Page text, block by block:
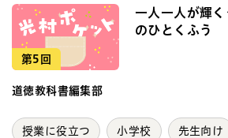
第5回
一人一人が輝
のひとくふう
道徳教科書編集部
授業に役立つ 小学校 先生向け